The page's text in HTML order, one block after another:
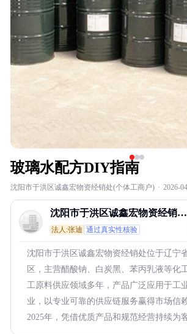
玻璃水配方DIY指南
沈阳市于洪区诚鑫宏物资经销处(个体工商户) · 2026-
沈阳市于洪区诚鑫宏物资经销处
(个体工商户)
法人:张迪 通过真实性核验
沈阳市于洪区诚鑫宏物资经销处位于辽宁
区，主营醋酸钠、白炭黑、苯丙乳液等化
工原料供应领域多年，产品广泛应用于工
业，以专业可靠的供应链服务赢得市场信
2025年，凭借优质产品和规范经营持续为